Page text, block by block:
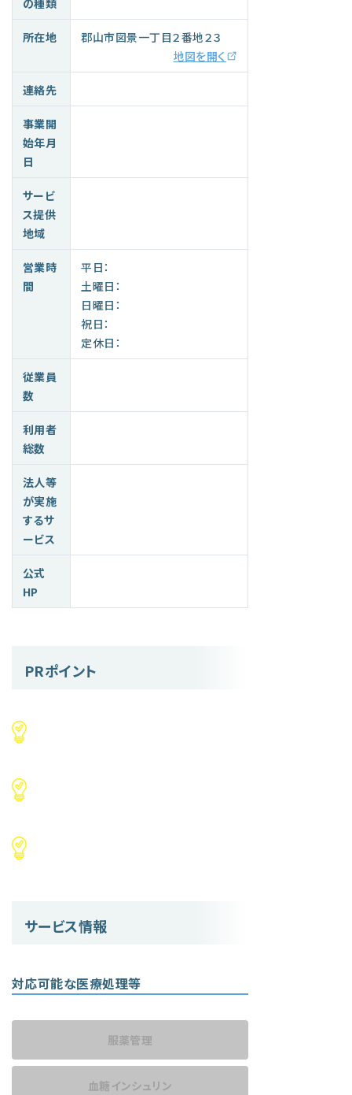
所在地
郡山市図景一丁目２番地２３
地図を開く
連絡先
事業開
始年月
日
サービ
ス提供
地域
営業時
間
平日：
土曜日：
日曜日：
祝日：
定休日：
従業員
数
利用者
総数
法人等
が実施
するサ
ービス
公式
HP
PRポイント
サービス情報
対応可能な医療処理等
服薬管理
血糖インシュリン